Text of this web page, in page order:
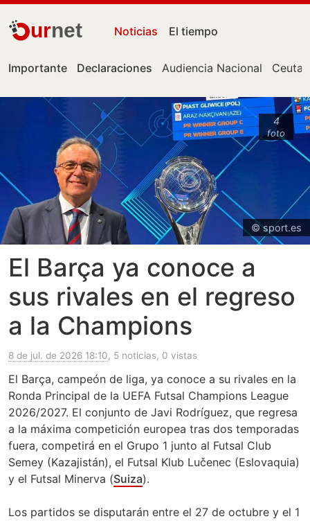
urnet Noticias El tiempo
Importante Declaraciones Audiencia Nacional Ceuta
4
foto
© sport.es
El Barça ya conoce a
sus rivales en el regreso
a la Champions
8 de jul. de 2026 18:10, 5 noticias, 0 vistas
El Barça, campeón de liga, ya conoce a su rivales en la
Ronda Principal de la UEFA Futsal Champions League
2026/2027. El conjunto de Javi Rodríguez, que regresa
a la máxima competición europea tras dos temporadas
fuera, competirá en el Grupo 1 junto al Futsal Club
Semey (Kazajistán), el Futsal Klub Lučenec (Eslovaquia)
y el Futsal Minerva (Suiza).
Los partidos se disputarán entre el 27 de octubre y el 1